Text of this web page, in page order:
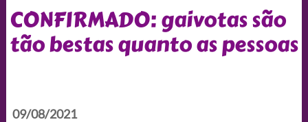
CONFIRMADO: gaivotas são
tão bestas quanto as pessoas
09/08/2021